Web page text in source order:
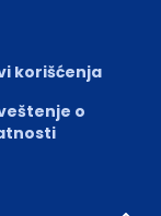
korišćenja
o